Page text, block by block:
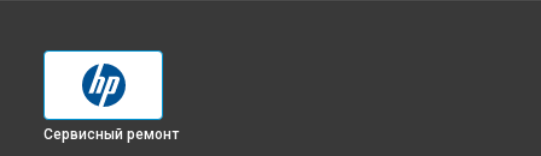
Сервисный ремонт